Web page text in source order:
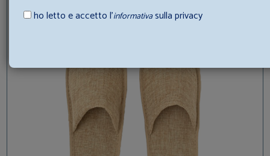
ho letto e accetto l’informativasulla privacy